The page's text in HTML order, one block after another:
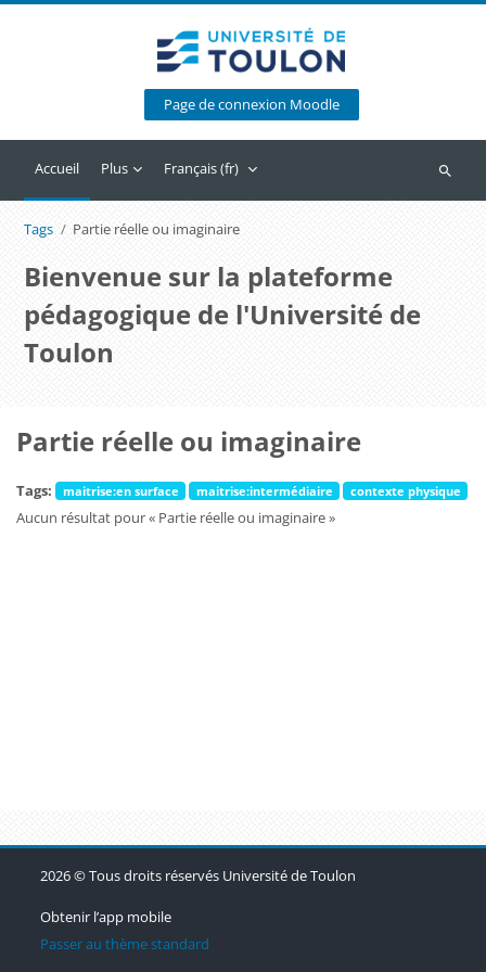
Page de connexion Moodle
Accueil Plus Français ‎(fr)‎
Tags Partie réelle ou imaginaire
Bienvenue sur la plateforme
pédagogique de l'Université de
Toulon
Partie réelle ou imaginaire
Tags: maitrise:en surface maitrise:intermédiaire contexte physique
Aucun résultat pour « Partie réelle ou imaginaire »
Blocs
Blocs
Blocs
2026 © Tous droits réservés Université de Toulon
Obtenir l’app mobile
Passer au thème standard